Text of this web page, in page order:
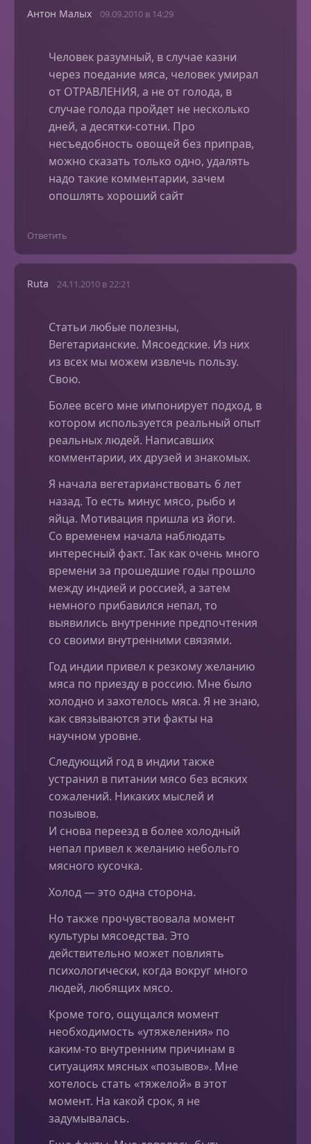
Антон Малых 09.09.2010 в 14:29
Человек разумный, в случае казни
через поедание мяса, человек умирал
от ОТРАВЛЕНИЯ, а не от голода, в
случае голода пройдет не несколько
дней, а десятки-сотни. Про
несъедобность овощей без приправ,
можно сказать только одно, удалять
надо такие комментарии, зачем
опошлять хороший сайт
Ответить
Ruta 24.11.2010 в 22:21
Статьи любые полезны,
Вегетарианские. Мясоедские. Из них
из всех мы можем извлечь пользу.
Свою.
Более всего мне импонирует подход, в
котором используется реальный опыт
реальных людей. Написавших
комментарии, их друзей и знакомых.
Я начала вегетарианствовать 6 лет
назад. То есть минус мясо, рыбо и
яйца. Мотивация пришла из йоги.
Со временем начала наблюдать
интересный факт. Так как очень много
времени за прошедшие годы прошло
между индией и россией, а затем
немного прибавился непал, то
выявились внутренние предпочтения
со своими внутренними связями.
Год индии привел к резкому желанию
мяса по приезду в россию. Мне было
холодно и захотелось мяса. Я не знаю,
как связываются эти факты на
научном уровне.
Следующий год в индии также
устранил в питании мясо без всяких
сожалений. Никаких мыслей и
позывов.
И снова переезд в более холодный
непал привел к желанию небольго
мясного кусочка.
Холод — это одна сторона.
Но также прочувствовала момент
культуры мясоедства. Это
действительно может повлиять
психологически, когда вокруг много
людей, любящих мясо.
Кроме того, ощущался момент
необходимость «утяжеления» по
каким-то внутренним причинам в
ситуациях мясных «позывов». Мне
хотелось стать «тяжелой» в этот
момент. На какой срок, я не
задумывалась.